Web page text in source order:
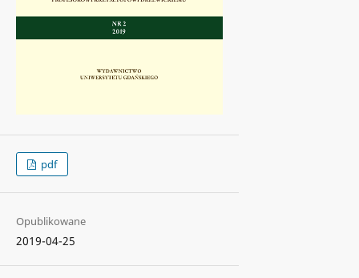
pdf
Opublikowane
2019-04-25